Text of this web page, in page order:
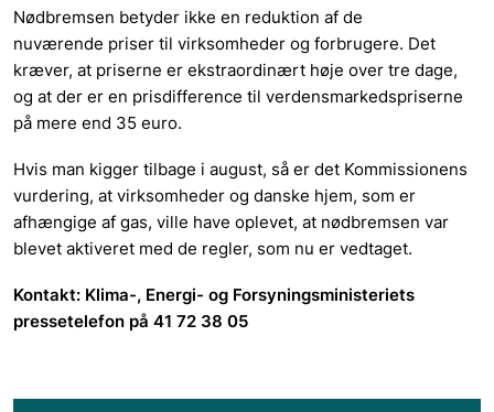
Nødbremsen betyder ikke en reduktion af de
nuværende priser til virksomheder og forbrugere. Det
kræver, at priserne er ekstraordinært høje over tre dage,
og at der er en prisdifference til verdensmarkedspriserne
på mere end 35 euro.
Hvis man kigger tilbage i august, så er det Kommissionens
vurdering, at virksomheder og danske hjem, som er
afhængige af gas, ville have oplevet, at nødbremsen var
blevet aktiveret med de regler, som nu er vedtaget.
Kontakt: Klima-, Energi- og Forsyningsministeriets
pressetelefon på 41 72 38 05